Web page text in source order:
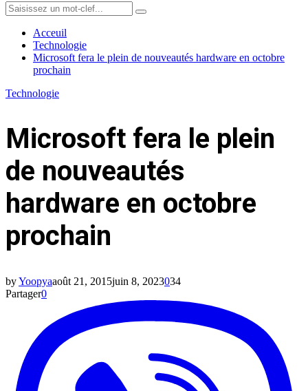
Search
for:
Search
Acceuil
Technologie
Microsoft fera le plein de nouveautés hardware en octobre
prochain
Technologie
Microsoft fera le plein
de nouveautés
hardware en octobre
prochain
byYoopyaaoût 21, 2015juin 8, 2023034
Partager0